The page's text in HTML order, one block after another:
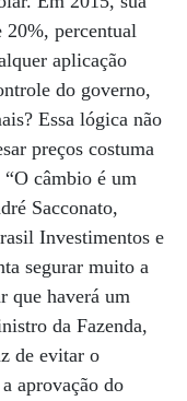
20%, percentual
aplicação
do governo,
Essa lógica não
preços costuma
“O câmbio é um
Sacconato,
Investimentos e
segurar muito a
que haverá um
da Fazenda,
de evitar o
aprovação do